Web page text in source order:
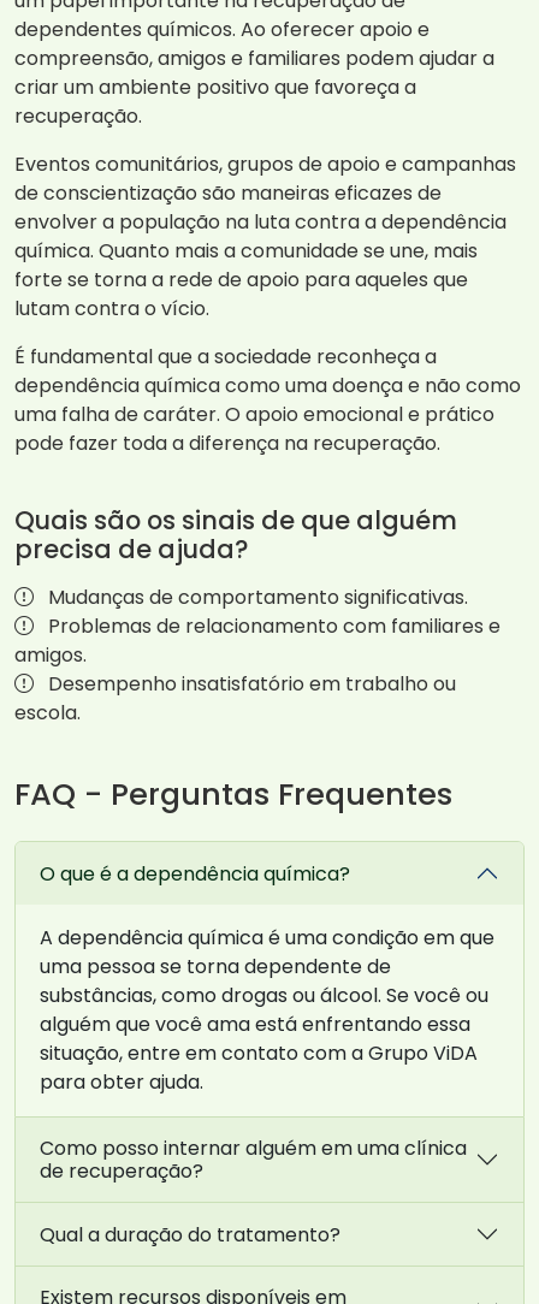
dependentes químicos. Ao oferecer apoio e
compreensão, amigos e familiares podem ajudar a
criar um ambiente positivo que favoreça a
recuperação.
Eventos comunitários, grupos de apoio e campanhas
de conscientização são maneiras eficazes de
envolver a população na luta contra a dependência
química. Quanto mais a comunidade se une, mais
forte se torna a rede de apoio para aqueles que
lutam contra o vício.
É fundamental que a sociedade reconheça a
dependência química como uma doença e não como
uma falha de caráter. O apoio emocional e prático
pode fazer toda a diferença na recuperação.
Quais são os sinais de que alguém
precisa de ajuda?
Mudanças de comportamento significativas.
Problemas de relacionamento com familiares e
amigos.
Desempenho insatisfatório em trabalho ou
escola.
FAQ - Perguntas Frequentes
O que é a dependência química?
A dependência química é uma condição em que
uma pessoa se torna dependente de
substâncias, como drogas ou álcool. Se você ou
alguém que você ama está enfrentando essa
situação, entre em contato com a Grupo ViDA
para obter ajuda.
Como posso internar alguém em uma clínica
de recuperação?
Qual a duração do tratamento?
Existem recursos disponíveis em